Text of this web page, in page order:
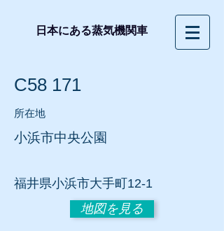
日本にある蒸気機関車
C58 171
所在地
小浜市中央公園
福井県小浜市大手町12-1
地図を見る